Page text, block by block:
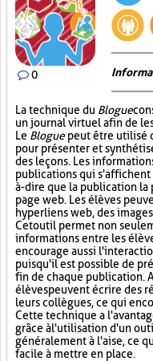
0
La technique du Blogue
un journal virtuel afin de
Le Bloguepeut être utilisé
pour présenter et
des leçons. Les
publications qui
à-dire que la publication la
page web. Les élèves
hyperliens web, des
Cet outil permet non
informations entre les
encourage aussi
puisqu'il est possible de
fin de chaque publication.
élèves peuvent écrire des
leurs collègues, ce qui
Cette technique a
grâce à l'utilisation d'un
généralement à l'aise, ce
facile à mettre en place.